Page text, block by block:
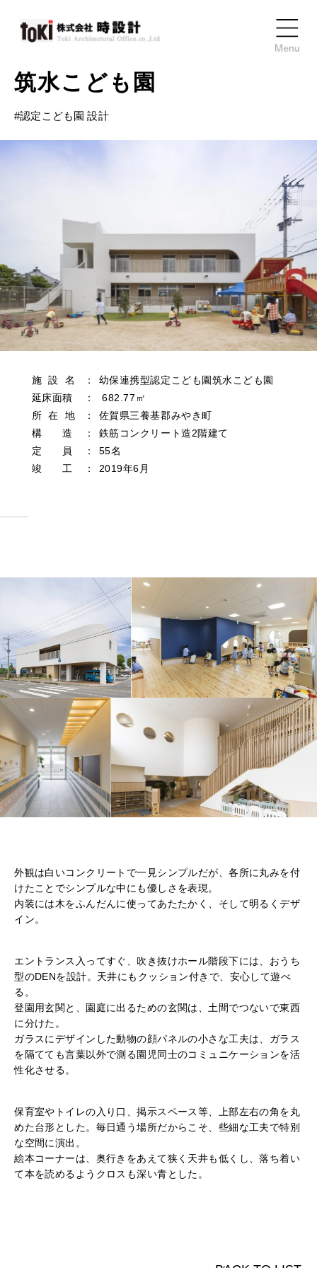
筑水こども園
#認定こども園 設計
施 設 名 ：
幼保連携型認定こども園筑水こども園
延床面積
：
682.77㎡
所 在 地
：
佐賀県三養基郡みやき町
構 造
：
鉄筋コンクリート造2階建て
定 員
：
55名
竣 工
： 2019年6月
外観は白いコンクリートで一見シンプルだが、各所に丸みを付
けたことでシンプルな中にも優しさを表現。
内装には木をふんだんに使ってあたたかく、そして明るくデザ
イン。
エントランス入ってすぐ、吹き抜けホール階段下には、おうち
型のDENを設計。天井にもクッション付きで、安心して遊べ
る。
登園用玄関と、園庭に出るための玄関は、土間でつないで東西
に分けた。
ガラスにデザインした動物の顔パネルの小さな工夫は、ガラス
を隔てても言葉以外で測る園児同士のコミュニケーションを活
性化させる。
保育室やトイレの入り口、掲示スペース等、上部左右の角を丸
めた台形とした。毎日通う場所だからこそ、些細な工夫で特別
な空間に演出。
絵本コーナーは、奥行きをあえて狭く天井も低くし、落ち着い
て本を読めるようクロスも深い青とした。